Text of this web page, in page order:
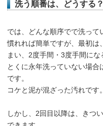
洗う順番は、どうする？
では、どんな順序でで洗って
慣れれば簡単ですが、最初は
まい、2度手間・3度手間にな
とくに永年洗っていない場
です。
コケと泥が混ざった汚れです。
しかし、2回目以降は、きつ